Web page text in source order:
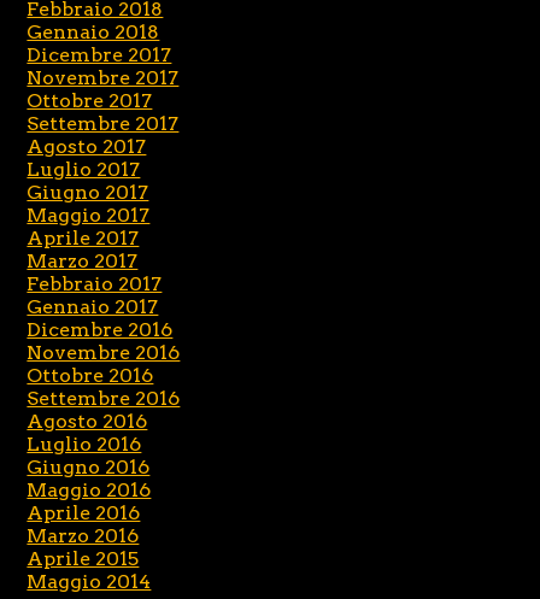
Febbraio 2018
Gennaio 2018
Dicembre 2017
Novembre 2017
Ottobre 2017
Settembre 2017
Agosto 2017
Luglio 2017
Giugno 2017
Maggio 2017
Aprile 2017
Marzo 2017
Febbraio 2017
Gennaio 2017
Dicembre 2016
Novembre 2016
Ottobre 2016
Settembre 2016
Agosto 2016
Luglio 2016
Giugno 2016
Maggio 2016
Aprile 2016
Marzo 2016
Aprile 2015
Maggio 2014